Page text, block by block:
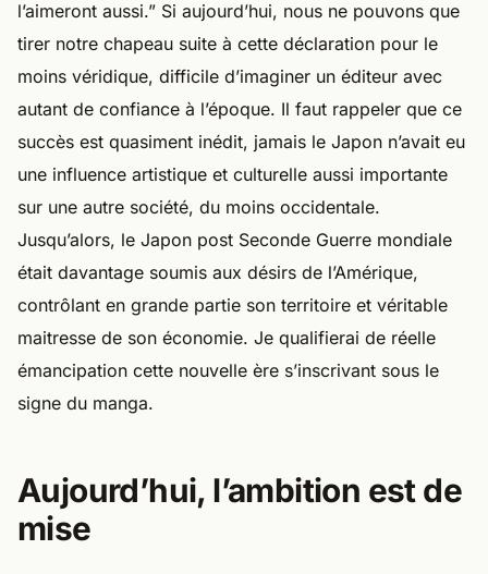
l’aimeront aussi.” Si aujourd’hui, nous ne pouvons que
tirer notre chapeau suite à cette déclaration pour le
moins véridique, difficile d’imaginer un éditeur avec
autant de confiance à l’époque. Il faut rappeler que ce
succès est quasiment inédit, jamais le Japon n’avait eu
une influence artistique et culturelle aussi importante
sur une autre société, du moins occidentale.
Jusqu’alors, le Japon post Seconde Guerre mondiale
était davantage soumis aux désirs de l’Amérique,
contrôlant en grande partie son territoire et véritable
maitresse de son économie. Je qualifierai de réelle
émancipation cette nouvelle ère s’inscrivant sous le
signe du manga.
Aujourd’hui, l’ambition est de
mise